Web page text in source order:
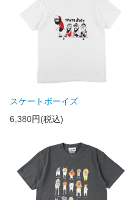
スケートボーイズ
6,380円(税込)